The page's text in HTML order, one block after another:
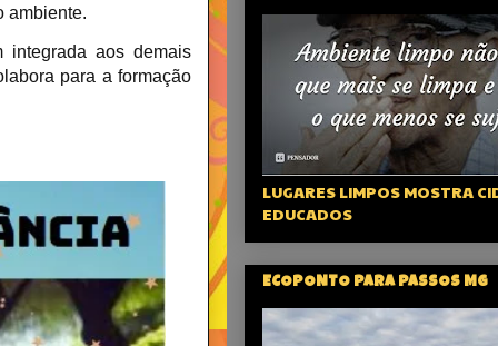
ambiente.
integrada aos demais
para a formação
LUGARES LIMPOS MOSTRA
EDUCADOS
ECOPONTO PARA PASSOS MG